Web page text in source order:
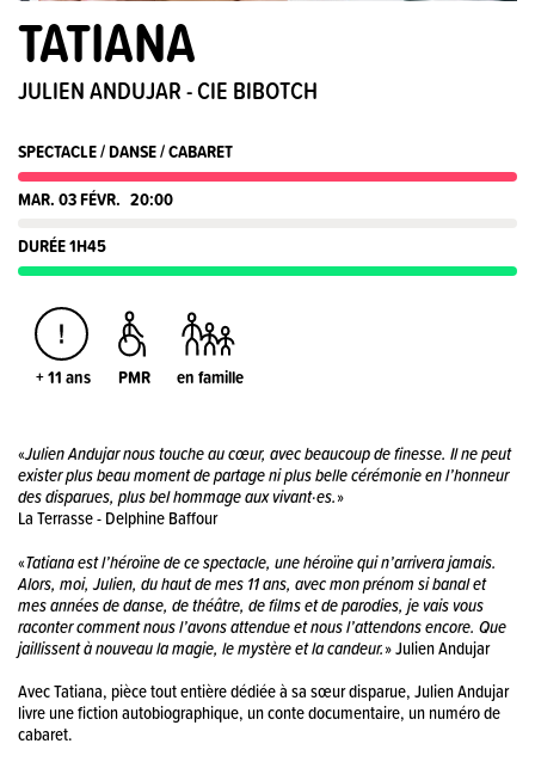
TATIANA
JULIEN ANDUJAR - CIE BIBOTCH
SPECTACLE / DANSE / CABARET
MAR. 03 FÉVR. 20:00
DURÉE 1H45
+ 11 ans PMR en famille
«Julien Andujar nous touche au cœur, avec beaucoup de finesse. Il ne peut
exister plus beau moment de partage ni plus belle cérémonie en l’honneur
des disparues, plus bel hommage aux vivant·es.»
La Terrasse - Delphine Baffour
«Tatiana est l’héroïne de ce spectacle, une héroïne qui n’arrivera jamais.
Alors, moi, Julien, du haut de mes 11 ans, avec mon prénom si banal et
mes années de danse, de théâtre, de films et de parodies, je vais vous
raconter comment nous l’avons attendue et nous l’attendons encore. Que
jaillissent à nouveau la magie, le mystère et la candeur.» Julien Andujar
Avec Tatiana, pièce tout entière dédiée à sa sœur disparue, Julien Andujar
livre une fiction autobiographique, un conte documentaire, un numéro de
cabaret.